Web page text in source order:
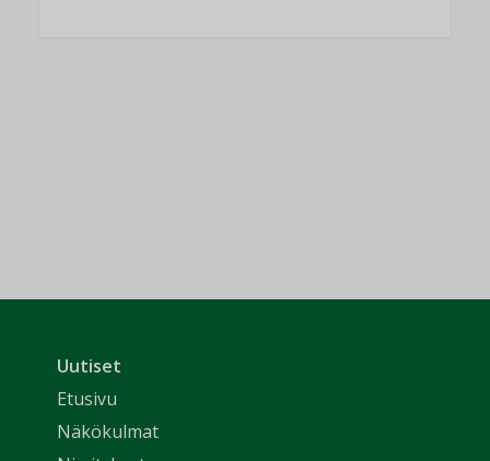
Uutiset
Etusivu
Näkökulmat